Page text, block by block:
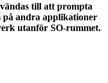
till att prompta
på andra applikationer
utanför SO-rummet.